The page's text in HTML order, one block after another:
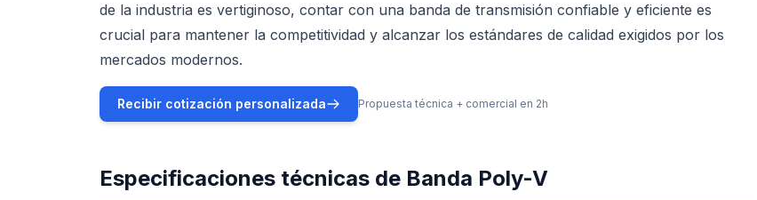
de la industria es vertiginoso, contar con una banda de transmisión confiable y eficiente es
crucial para mantener la competitividad y alcanzar los estándares de calidad exigidos por los
mercados modernos.
Recibir cotización personalizada Propuesta técnica + comercial en 2h
Especificaciones técnicas de Banda Poly-V